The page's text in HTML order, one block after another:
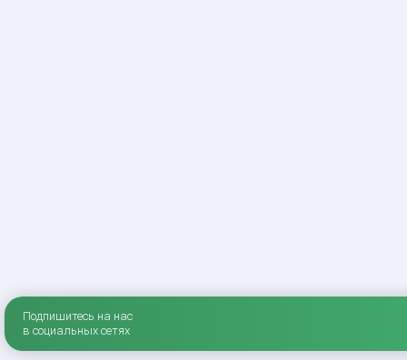
Подпишитесь на нас
в социальных сетях